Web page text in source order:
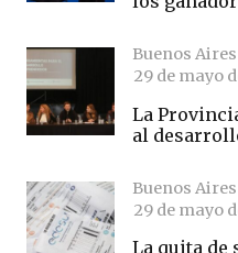
Buenos Aires
29 de mayo
La
al
Buenos Aires
29 de mayo
La quita de